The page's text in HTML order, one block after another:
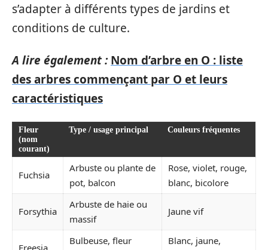
s’adapter à différents types de jardins et
conditions de culture.
A lire également : Nom d’arbre en O : liste
des arbres commençant par O et leurs
caractéristiques
Fleur
(nom
courant)
Type / usage principal Couleurs fréquentes
Fuchsia
Arbuste ou plante de
pot, balcon
Rose, violet, rouge,
blanc, bicolore
Forsythia
Arbuste de haie ou
massif
Jaune vif
Freesia
Bulbeuse, fleur
Blanc, jaune,